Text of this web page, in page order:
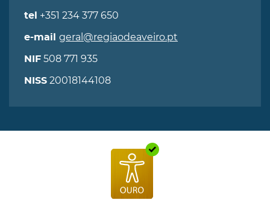
tel +351 234 377 650
e-mail geral@regiaodeaveiro.pt
NIF 508 771 935
NISS 20018144108